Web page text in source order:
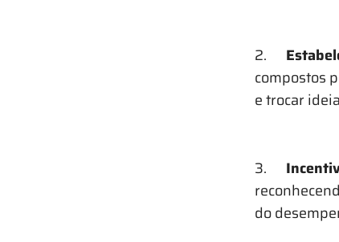
2.
compostos
e trocar
3.
do